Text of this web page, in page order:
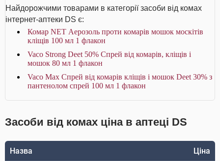
Найдорожчими товарами в категорії засоби від комах
інтернет-аптеки DS є:
Комар NET Аерозоль проти комарів мошок москітів
кліщів 100 мл 1 флакон
Vaco Strong Deet 50% Спрей від комарів, кліщів і
мошок 80 мл 1 флакон
Vaco Max Спрей від комарів кліщів і мошок Deet 30% з
пантенолом спрей 100 мл 1 флакон
Засоби від комах ціна в аптеці DS
Назва Ціна